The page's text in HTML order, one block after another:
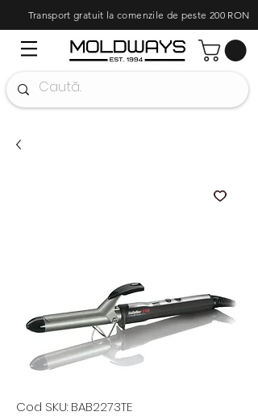
Transport gratuit la comenzile de peste 200 RON
Cod SKU: BAB2273TE